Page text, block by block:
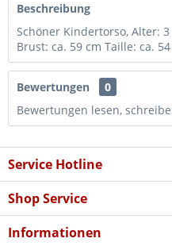
Beschreibung
Schöner Kindertorso, Alter: 3
Brust: ca. 59 cm Taille: ca.
Bewertungen
0
Bewertungen lesen,
Service Hotline
Shop Service
Informationen